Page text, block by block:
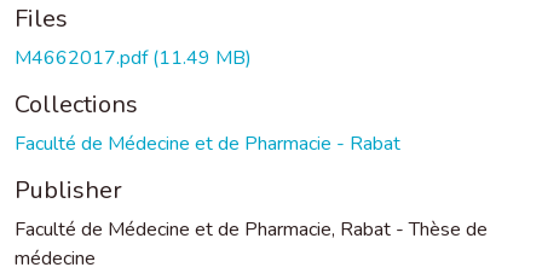
Files
M4662017.pdf(11.49 MB)
Collections
Faculté de Médecine et de Pharmacie - Rabat
Publisher
Faculté de Médecine et de Pharmacie, Rabat - Thèse de
médecine